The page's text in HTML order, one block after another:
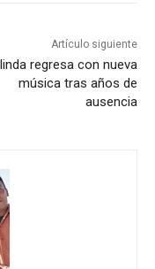
Artículo siguiente
regresa con nueva
música tras años de
ausencia